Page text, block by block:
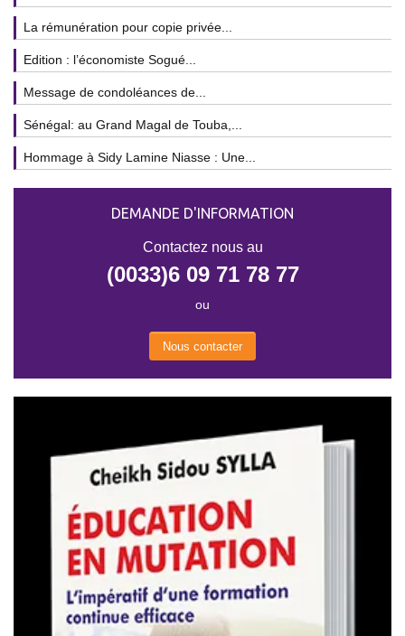
La rémunération pour copie privée...
Edition : l’économiste Sogué...
Message de condoléances de...
Sénégal: au Grand Magal de Touba,...
Hommage à Sidy Lamine Niasse : Une...
DEMANDE D'INFORMATION
Contactez nous au
(0033)6 09 71 78 77
ou
Nous contacter